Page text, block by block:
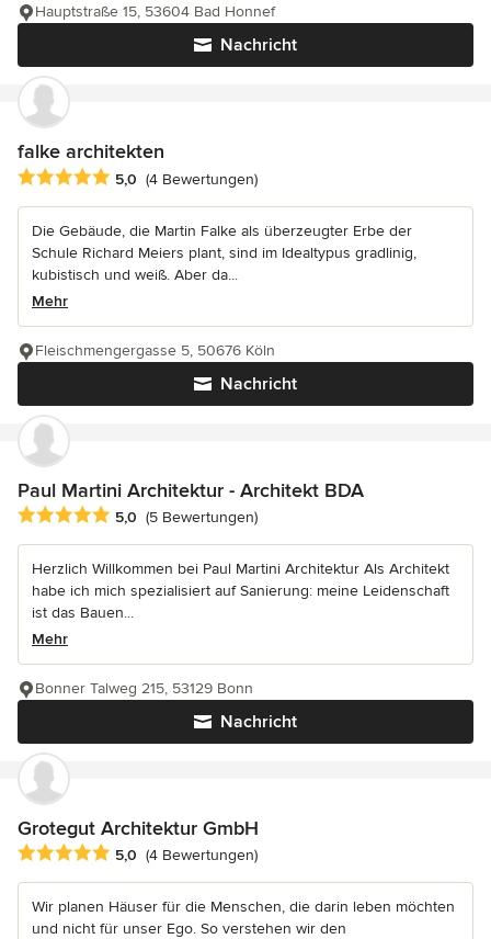
Nachricht
Hauptstraße 15, 53604 Bad Honnef
falke architekten
Durchschnittliche Bewertung: 5 von 5 Sternen
5,0 (4 Bewertungen)
Die Gebäude, die Martin Falke als überzeugter Erbe der
Schule Richard Meiers plant, sind im Idealtypus gradlinig,
kubistisch und weiß. Aber da...
Mehr
Nachricht
Fleischmengergasse 5, 50676 Köln
Paul Martini Architektur - Architekt BDA
Durchschnittliche Bewertung: 5 von 5 Sternen
5,0 (5 Bewertungen)
Herzlich Willkommen bei Paul Martini Architektur Als Architekt
habe ich mich spezialisiert auf Sanierung: meine Leidenschaft
ist das Bauen...
Mehr
Nachricht
Bonner Talweg 215, 53129 Bonn
Grotegut Architektur GmbH
Durchschnittliche Bewertung: 5 von 5 Sternen
5,0 (4 Bewertungen)
Wir planen Häuser für die Menschen, die darin leben möchten
und nicht für unser Ego. So verstehen wir den